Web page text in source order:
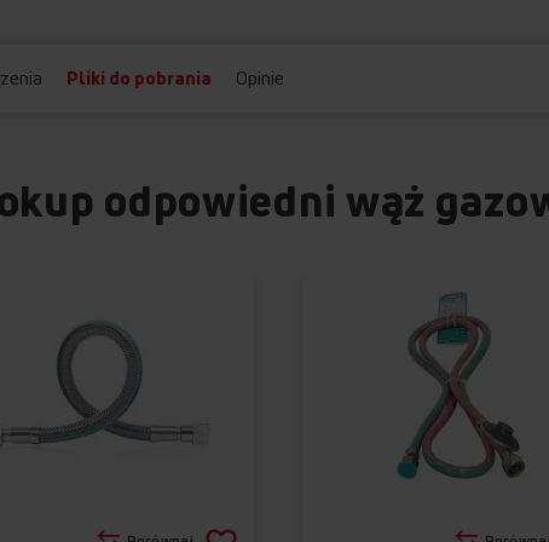
Pliki do pobrania Opinie
odpowiedni wąż